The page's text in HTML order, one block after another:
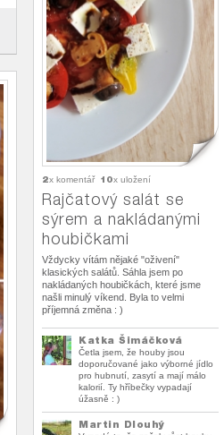
2x komentář 10x uložení
Rajčatový salát se
sýrem a nakládanými
houbičkami
Vždycky vítám nějaké "oživení"
klasických salátů. Sáhla jsem po
nakládaných houbičkách, které jsme
našli minulý víkend. Byla to velmi
příjemná změna : )
Katka Šimáčková
Četla jsem, že houby jsou
doporučované jako výborné jídlo
pro hubnutí, zasytí a mají málo
kalorií. Ty hříbečky vypadají
úžasně : )
Martin Dlouhý